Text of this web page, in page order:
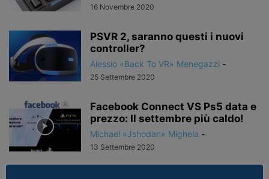
16 Novembre 2020
PSVR 2, saranno questi i nuovi
controller?
Alessio «Back To VR» Menegazzi -
25 Settembre 2020
Facebook Connect VS Ps5 data e
prezzo: Il settembre più caldo!
Michael «Jshodan» Mighela -
13 Settembre 2020